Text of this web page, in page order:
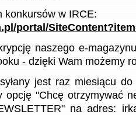
konkursów w IRCE:
portal/
naszego e-
- dzięki Wam możemy
jest raz miesiącu
opcję "Chcę otrzymywać
na adres: